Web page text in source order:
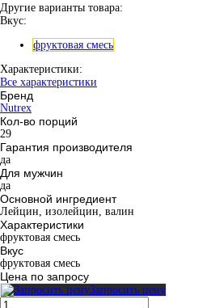
Другие варианты товара:
Вкус:
фруктовая смесь
Характеристики:
Все характеристики
Бренд
Nutrex
Кол-во порций
29
Гарантия производителя
да
Для мужчин
да
Основной ингредиент
Лейцин, изолейцин, валин
Характеристики
фруктовая смесь
Вкус
фруктовая смесь
Цена по запросу
Запросить цену